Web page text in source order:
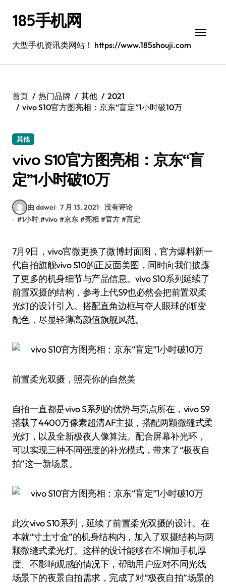
185手机网
大型手机资讯类网站！ https://www.185shouji.com
首页 热门品牌 其他
2021
vivo S10官方图亮相：京东“盲定”1小时破10万
其他
vivo S10官方图亮相：京东“盲
定”1小时破10万
由 dawei 7 月 13, 2021 没有评论
#1小时 #vivo #京东 #亮相 #官方 #盲定
7月9日，vivo官微更换了微博封面图，官方爆料新一
代自拍旗舰vivo S10的正反面美图，同时向我们披露
了更多的机身细节与产品信息。vivo S10系列延续了
前置双摄的结构，参考上代S9也必然会把前置双柔
光灯的设计引入。搭配直角边框与夺人眼球的渐变
配色，尽显轻薄高颜值旗舰风范。
前置柔光双摄，照亮你的自然美
自拍一直都是vivo S系列的优势与亮点所在，vivo S9
搭载了4400万像素超清AF主摄，搭配两颗微缝式柔
光灯，以及全新极夜人像算法。配合屏幕补光环，
可以实现三种不同强度的补光模式，带来了“极夜自
拍”这一新场景。
此次vivo S10系列，延续了前置柔光双摄的设计。在
本就“寸土寸金”的机身结构内，加入了双摄结构与两
颗微缝式柔光灯。这样的设计能够在不增加手机厚
度、不影响观感的情况下，帮助用户应对不同光线
场景下的夜景自拍需求，完成了对“极夜自拍”场景的